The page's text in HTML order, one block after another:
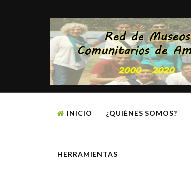
INICIO ¿QUIÉNES SOMOS?
HERRAMIENTAS